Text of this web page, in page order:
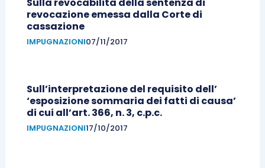
revocazione emessa dalla Corte di
cassazione
IMPUGNAZIONI07/11/2017
Sull’interpretazione del requisito dell’
‘esposizione sommaria dei fatti di causa’
di cui all’art. 366, n. 3, c.p.c.
IMPUGNAZIONI17/10/2017